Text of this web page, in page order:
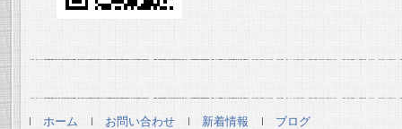
ホーム お問い合わせ 新着情報 ブログ